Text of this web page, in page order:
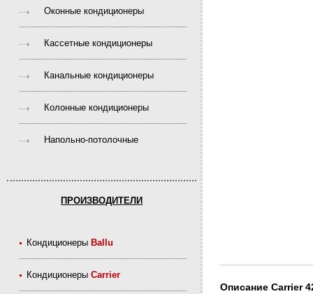
Оконные кондиционеры
Кассетные кондиционеры
Канальные кондиционеры
Колонные кондиционеры
Напольно-потолочные
ПРОИЗВОДИТЕЛИ
Кондиционеры Ballu
КондиционерыCarrier
Описание Carrier